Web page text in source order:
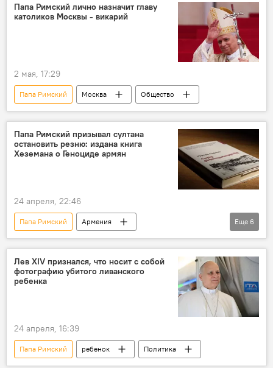
Папа Римский лично назначит главу
католиков Москвы - викарий
2 мая, 17:29
Папа Римский Москва Общество
Папа Римский призывал султана
остановить резню: издана книга
Хеземана о Геноциде армян
24 апреля, 22:46
Папа Римский
Армения
Новости Армения
Геноцид армян
резня
книга
Общество
Политика
Еще 6
Лев XIV признался, что носит с собой
фотографию убитого ливанского
ребенка
24 апреля, 16:39
Папа Римский ребенок Политика